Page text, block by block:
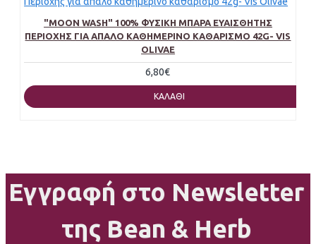
"MOON WASH" 100% ΦΥΣΙΚΉ ΜΠΆΡΑ ΕΥΑΊΣΘΗΤΗΣ
ΠΕΡΙΟΧΉΣ ΓΙΑ ΑΠΑΛΌ ΚΑΘΗΜΕΡΙΝΌ ΚΑΘΑΡΙΣΜΌ 42G- VIS
OLIVAE
6,80€
ΚΑΛΆΘΙ
Εγγραφή στο Newsletter
της Bean & Herb